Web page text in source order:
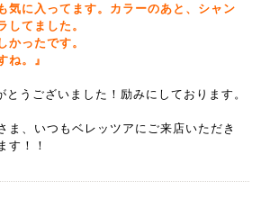
気に入ってます。カラーのあと、シャン
してました。
かったです。
ね。』
とうございました！励みにしております。
ま、いつもベレッツアにご来店いただき
す！！